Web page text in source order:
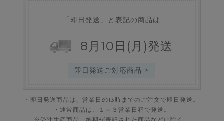
「即日発送」と表記の商品は
8 月 10 日 (月)発送
即日発送ご対応商品 >
・即日発送商品は、営業日の13時までのご注文で即日発送。
・通常商品は、１～３営業日程で発送。
※受注生産商品、納期が表記された商品などは除く。